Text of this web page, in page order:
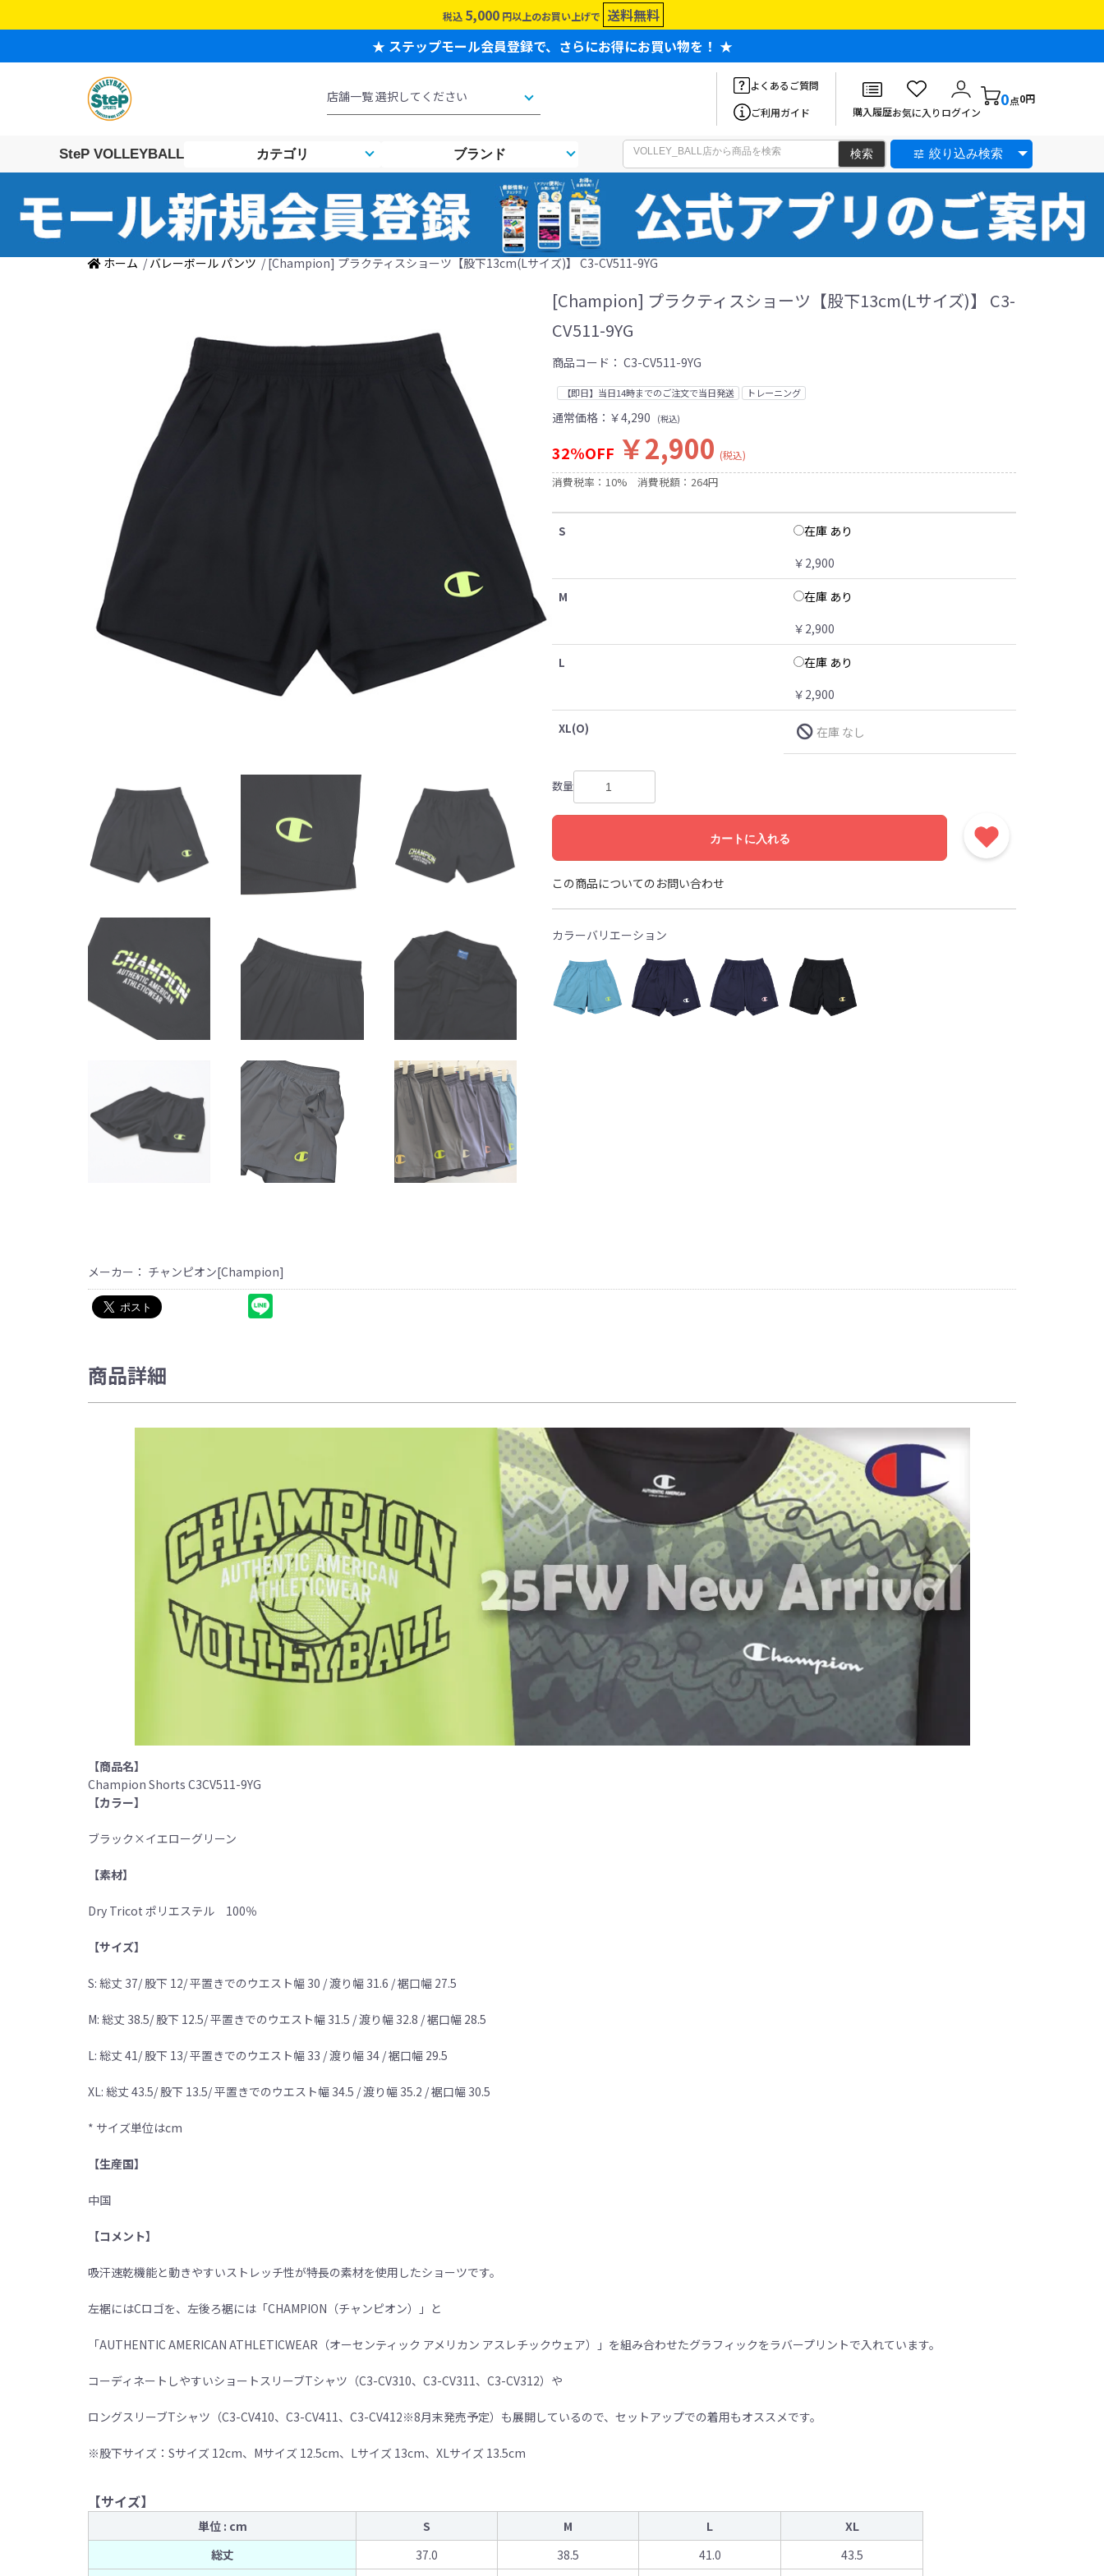
税込 5,000 円以上のお買い上げで 送料無料
★ ステップモール会員登録で、さらにお得にお買い物を！ ★
よくあるご質問
ご利用ガイド
購入履歴お気に入りログイン
0点0円
SteP VOLLEYBALL カテゴリ ブランド 絞り込み検索
ホーム / バレーボール パンツ / [Champion] プラクティスショーツ【股下13cm(Lサイズ)】 C3-CV511-9YG
[Champion] プラクティスショーツ【股下13cm(Lサイズ)】 C3-
CV511-9YG
商品コード： C3-CV511-9YG
【即日】当日14時までのご注文で当日発送 トレーニング
通常価格： ￥4,290 (税込)
32%OFF ￥2,900 (税込)
消費税率：10% 消費税額：264円
S
在庫 あり
￥2,900
M
在庫 あり
￥2,900
L
在庫 あり
￥2,900
XL(O) 在庫 なし
数量
カートに入れる
この商品についてのお問い合わせ
カラーバリエーション
メーカー： チャンピオン[Champion]
商品詳細
【商品名】
Champion Shorts C3CV511-9YG
【カラー】
ブラック×イエローグリーン
【素材】
Dry Tricot ポリエステル 100％
【サイズ】
S: 総丈 37/ 股下 12/ 平置きでのウエスト幅 30 / 渡り幅 31.6 / 裾口幅 27.5
M: 総丈 38.5/ 股下 12.5/ 平置きでのウエスト幅 31.5 / 渡り幅 32.8 / 裾口幅 28.5
L: 総丈 41/ 股下 13/ 平置きでのウエスト幅 33 / 渡り幅 34 / 裾口幅 29.5
XL: 総丈 43.5/ 股下 13.5/ 平置きでのウエスト幅 34.5 / 渡り幅 35.2 / 裾口幅 30.5
* サイズ単位はcm
【生産国】
中国
【コメント】
吸汗速乾機能と動きやすいストレッチ性が特長の素材を使用したショーツです。
左裾にはCロゴを、左後ろ裾には「CHAMPION（チャンピオン）」と
「AUTHENTIC AMERICAN ATHLETICWEAR（オーセンティック アメリカン アスレチックウェア）」を組み合わせたグラフィックをラバープリントで入れています。
コーディネートしやすいショートスリーブTシャツ（C3-CV310、C3-CV311、C3-CV312）や
ロングスリーブTシャツ（C3-CV410、C3-CV411、C3-CV412※8月末発売予定）も展開しているので、セットアップでの着用もオススメです。
※股下サイズ：Sサイズ 12cm、Mサイズ 12.5cm、Lサイズ 13cm、XLサイズ 13.5cm
【サイズ】
単位 : cm S M L
XL
総丈
37.0 38.5 41.0
43.5